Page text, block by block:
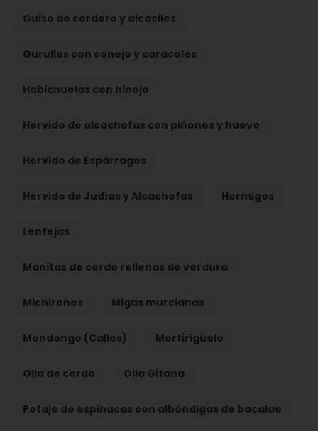
Guiso de cordero y alcaciles
Gurullos con conejo y caracoles
Habichuelas con hinojo
Hervido de alcachofas con piñones y huevo
Hervido de Espárragos
Hervido de Judías y Alcachofas Hormigos
Lentejas
Manitas de cerdo rellenas de verdura
Michirones Migas murcianas
Mondongo (Callos) Mortirigüelo
Olla de cerdo Olla Gitana
Potaje de espinacas con albóndigas de bacalao